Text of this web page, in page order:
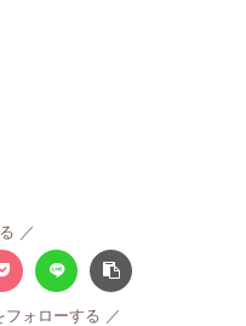
フォローする